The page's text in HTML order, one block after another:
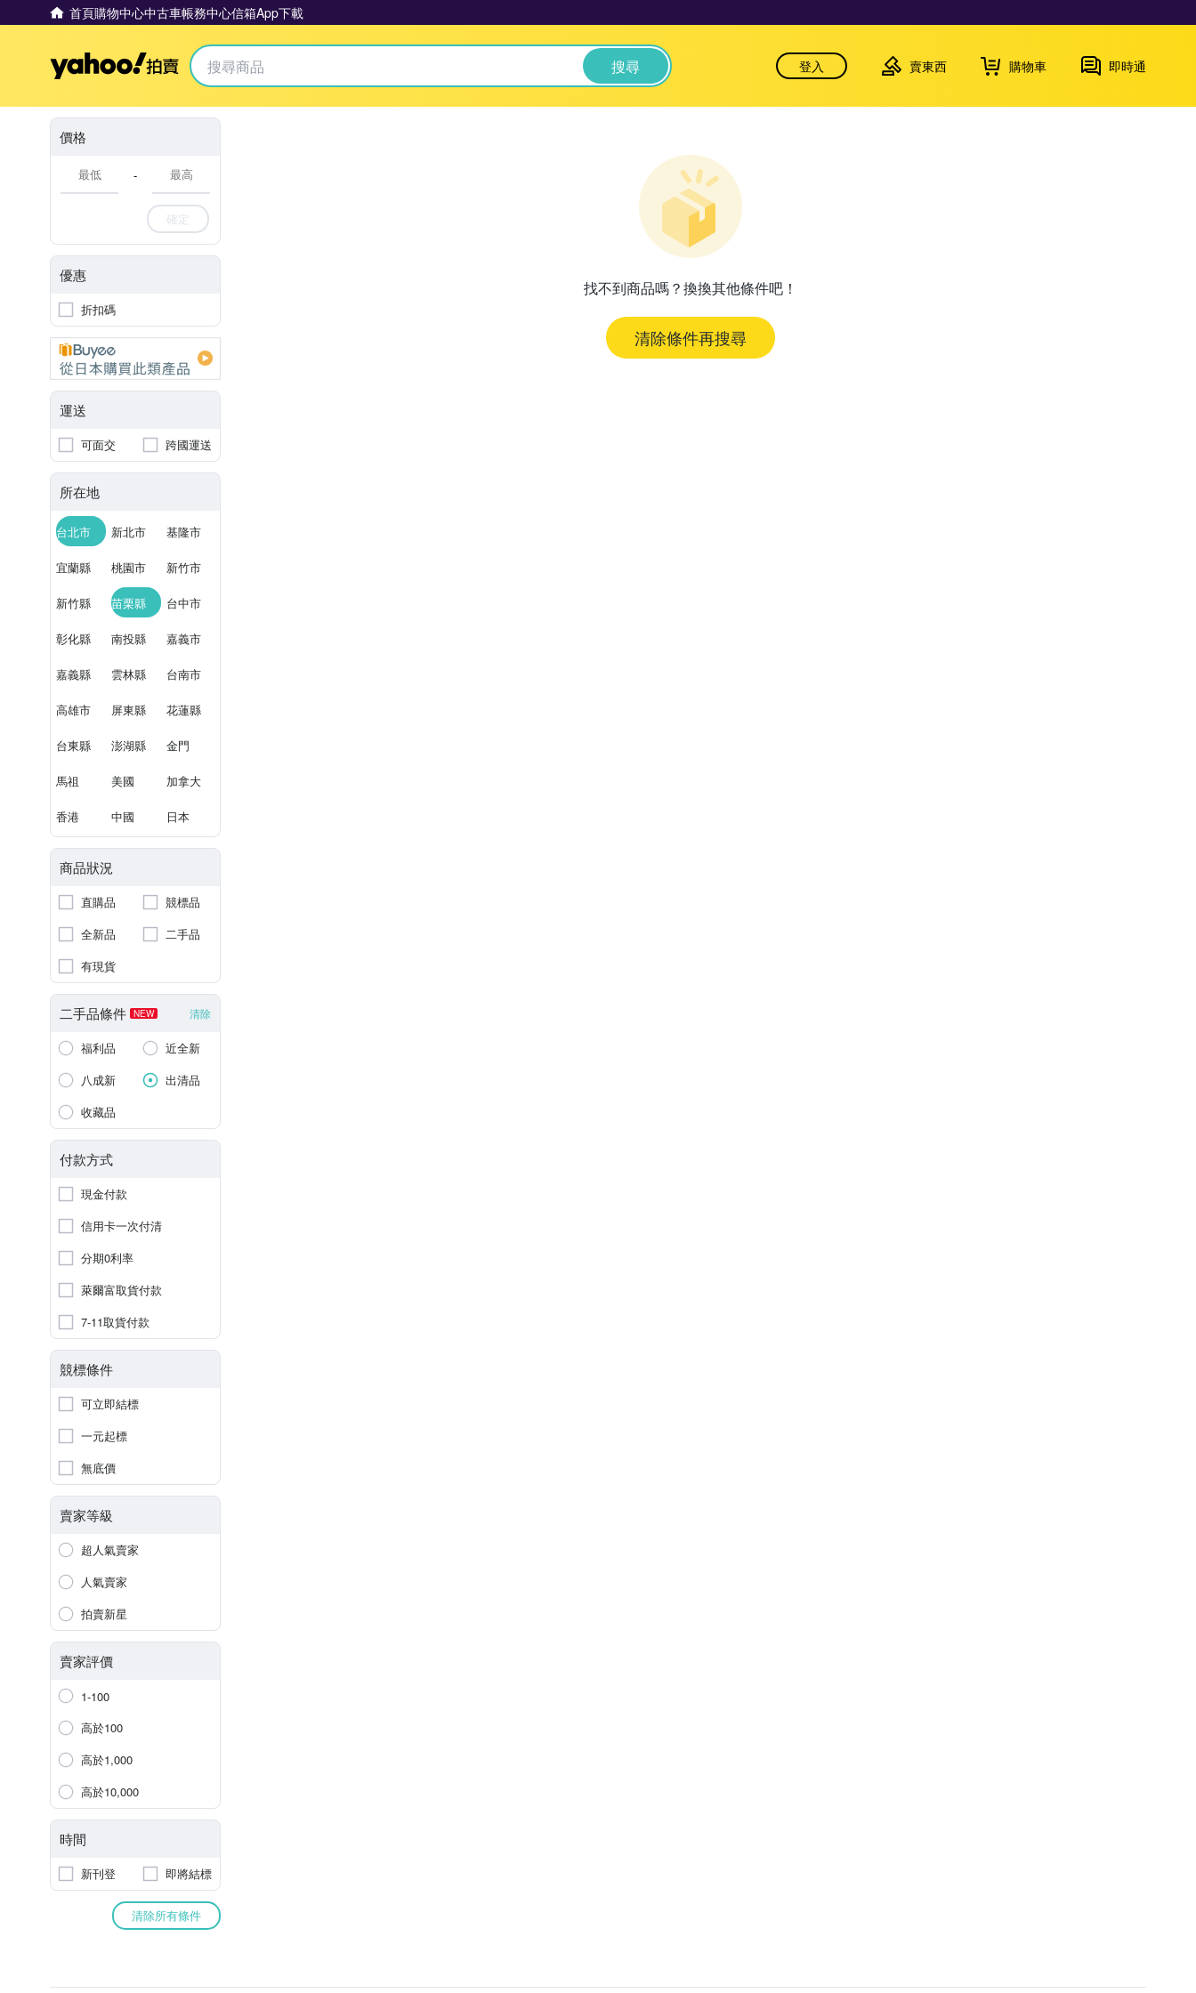
首頁購物中心中古車帳務中心信箱App下載
Yahoo拍賣 搜尋 登入 賣東西 購物車 即時通
價格
-
確定
優惠
折扣碼
運送
可面交 跨國運送
所在地
台北市 新北市 基隆市
宜蘭縣 桃園市 新竹市
新竹縣 苗栗縣 台中市
彰化縣 南投縣 嘉義市
嘉義縣 雲林縣 台南市
高雄市 屏東縣 花蓮縣
台東縣 澎湖縣 金門
馬祖 美國 加拿大
香港 中國 日本
商品狀況
直購品
競標品
全新品
二手品
有現貨
二手品條件 NEW 清除
福利品
近全新
八成新
出清品
收藏品
付款方式
現金付款
信用卡一次付清
分期0利率
萊爾富取貨付款
7-11取貨付款
競標條件
可立即結標
一元起標
無底價
賣家等級
超人氣賣家
人氣賣家
拍賣新星
賣家評價
1-100
高於100
高於1,000
高於10,000
時間
新刊登 即將結標
清除所有條件
找不到商品嗎？換換其他條件吧！
清除條件再搜尋